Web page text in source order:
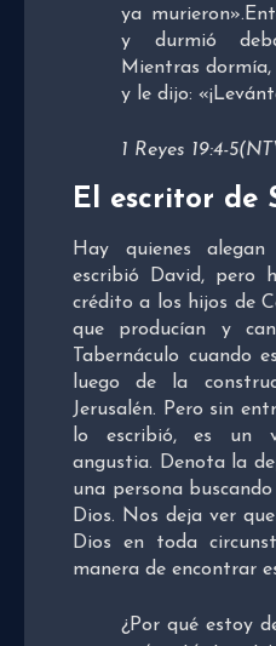
ya
y durmió
Mientras
y le dijo:
1 Reyes 19:4-
El escritor de
Hay quienes
escribió David, pero
crédito a los hijos de
que producían y
Tabernáculo cuando
luego de la
Jerusalén. Pero sin
lo escribió, es un
angustia. Denota la
una persona
Dios. Nos deja ver
Dios en toda
manera de encontrar
¿Por qué estoy